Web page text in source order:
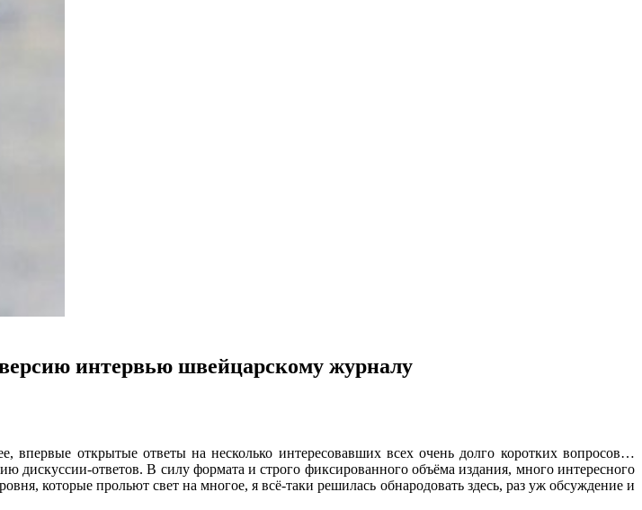
интервью швейцарскому журналу
открытые ответы на несколько интересовавших всех очень долго коротких вопросов…
дискуссии-ответов. В силу формата и строго фиксированного объёма издания, много интересного
которые прольют свет на многое, я всё-таки решилась обнародовать здесь, раз уж обсуждение и